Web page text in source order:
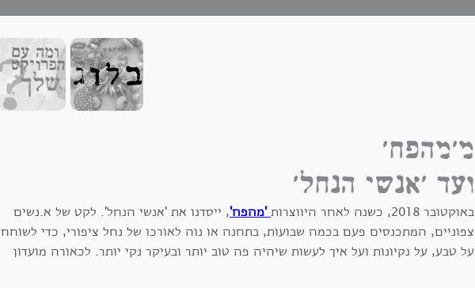
מ'מהפח'
ועד 'אנשי הנחל'
באוקטובר 2018, כשנה לאחר היווצרות 'מהפח', ייסדנו את 'אנשי הנחל'. לקט של א.נשים
צפוניים, המתכנסים פעם בכמה שבועות, בתחנה או נוה לאורכו של נחל ציפורי, כדי לשוחח
על טבע, על נקיונות ועל איך לעשות שיהיה פה טוב יותר ובעיקר נקי יותר. לכאורה מועדון